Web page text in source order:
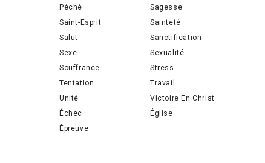
Péché
Sagesse
Saint-Esprit
Sainteté
Salut
Sanctification
Sexe
Sexualité
Souffrance
Stress
Tentation
Travail
Unité
Victoire En Christ
Échec
Église
Épreuve